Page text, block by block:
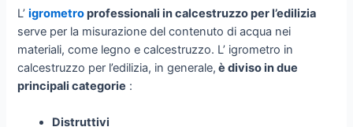
L’igrometroprofessionali in calcestruzzo per l’edilizia
serve per la misurazione del contenuto di acqua nei
materiali, come legno e calcestruzzo. L’ igrometro in
calcestruzzo per l’edilizia, in generale, è diviso in due
principali categorie :
Distruttivi